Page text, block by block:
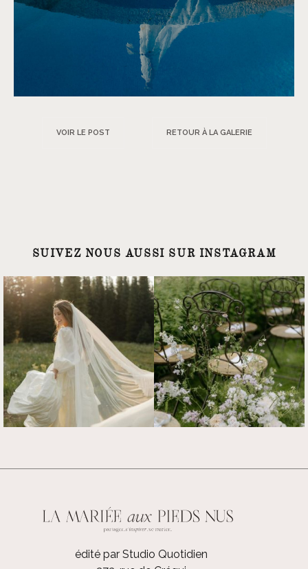
VOIR LE POST RETOUR À LA GALERIE
SUIVEZ NOUS AUSSI SUR INSTAGRAM
édité par Studio Quotidien